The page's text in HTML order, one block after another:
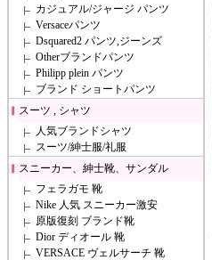
カジュアル/ジャージ パンツ
Versaceパンツ
Dsquared2 パンツ,ジーンズ
Otherブランドパンツ
Philipp plein パンツ
ブランド ショートパンツ
スーツ , シャツ
人気ブランドシャツ
スーツ/紳士服/礼服
スニーカー、紳士靴、サンダル
フェラガモ 靴
Nike 人気 スニーカー激安
原版復刻 ブランド靴
Dior ディオール 靴
VERSACE ヴェルサーチ 靴